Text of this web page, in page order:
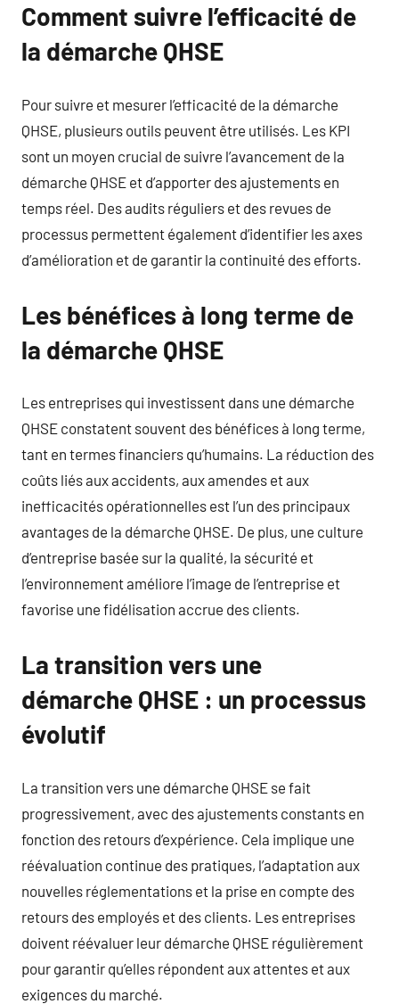
Comment suivre l’efficacité de
la démarche QHSE
Pour suivre et mesurer l’efficacité de la démarche
QHSE, plusieurs outils peuvent être utilisés. Les KPI
sont un moyen crucial de suivre l’avancement de la
démarche QHSE et d’apporter des ajustements en
temps réel. Des audits réguliers et des revues de
processus permettent également d’identifier les axes
d’amélioration et de garantir la continuité des efforts.
Les bénéfices à long terme de
la démarche QHSE
Les entreprises qui investissent dans une démarche
QHSE constatent souvent des bénéfices à long terme,
tant en termes financiers qu’humains. La réduction des
coûts liés aux accidents, aux amendes et aux
inefficacités opérationnelles est l’un des principaux
avantages de la démarche QHSE. De plus, une culture
d’entreprise basée sur la qualité, la sécurité et
l’environnement améliore l’image de l’entreprise et
favorise une fidélisation accrue des clients.
La transition vers une
démarche QHSE : un processus
évolutif
La transition vers une démarche QHSE se fait
progressivement, avec des ajustements constants en
fonction des retours d’expérience. Cela implique une
réévaluation continue des pratiques, l’adaptation aux
nouvelles réglementations et la prise en compte des
retours des employés et des clients. Les entreprises
doivent réévaluer leur démarche QHSE régulièrement
pour garantir qu’elles répondent aux attentes et aux
exigences du marché.